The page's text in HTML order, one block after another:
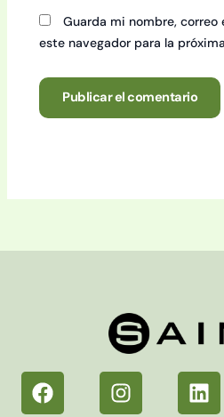
Guarda mi nombre,
este navegador para la
F
a
I
n
L
i